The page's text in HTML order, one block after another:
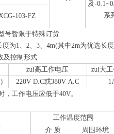
及-
系
103-FZ
号暂限于特殊订货
为1、2、3、4m(其中2m为优选长
及控制形式
zui高工作电压 zui大
220V D.C或380V A.C
，工作电压应低于40V。
工作温度范围
介 质
周围环境